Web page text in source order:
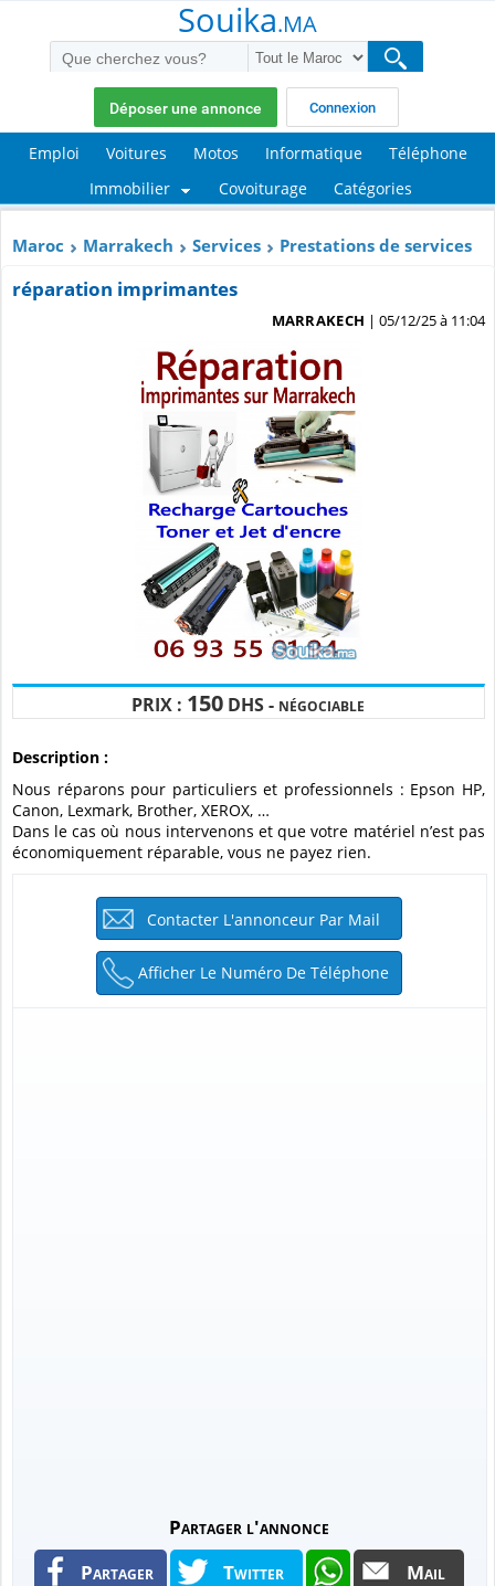
Souika.MA
Déposer une annonce Connexion
Emploi Voitures Motos Informatique
Téléphone
Immobilier
Covoiturage Catégories
Maroc Marrakech Services Prestations de services
réparation imprimantes
MARRAKECH | 05/12/25 à 11:04
PRIX : 150 DHS - NÉGOCIABLE
Description :
Nous réparons pour particuliers et professionnels : Epson HP,
Canon, Lexmark, Brother, XEROX, …
Dans le cas où nous intervenons et que votre matériel n’est pas
économiquement réparable, vous ne payez rien.
Contacter L'annonceur Par Mail
Partager l'annonce
Partager Twitter Mail